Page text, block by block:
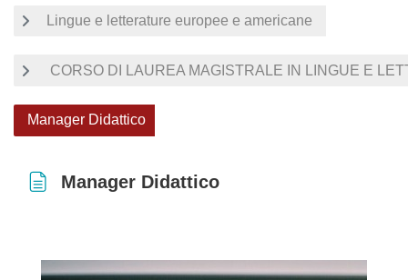
Lingue e letterature europee e americane
CORSO DI LAUREA MAGISTRALE IN LINGUE E
Manager Didattico
Manager Didattico